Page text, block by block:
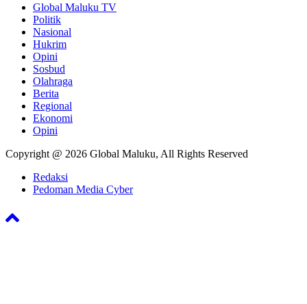
Global Maluku TV
Politik
Nasional
Hukrim
Opini
Sosbud
Olahraga
Berita
Regional
Ekonomi
Opini
Copyright @ 2026 Global Maluku, All Rights Reserved
Redaksi
Pedoman Media Cyber